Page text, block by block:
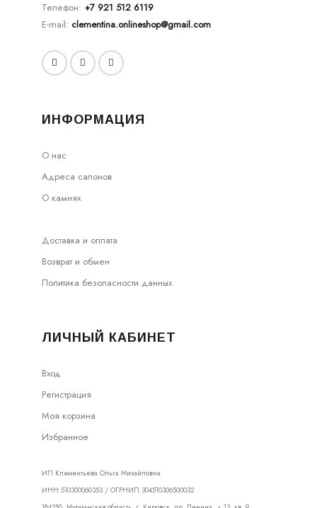
Телефон: +7 921 512 6119
E-mail: clementina.onlineshop@gmail.com
ИНФОРМАЦИЯ
О нас
Адреса салонов
О камнях
Доставка и оплата
Возврат и обмен
Политика безопасности данных
ЛИЧНЫЙ КАБИНЕТ
Вход
Регистрация
Моя корзина
Избранное
ИП Клементьева Ольга Михайловна.
ИНН 510300060353 / ОГРНИП 304510306500032